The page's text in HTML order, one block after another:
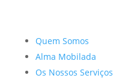
Quem Somos
Alma Mobilada
Os Nossos Serviços